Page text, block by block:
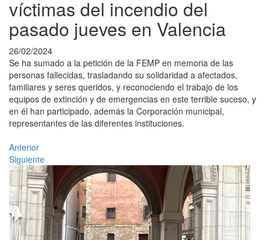
víctimas del incendio del
pasado jueves en Valencia
26/02/2024
Se ha sumado a la petición de la FEMP en memoria de las
personas fallecidas, trasladando su solidaridad a afectados,
familiares y seres queridos, y reconociendo el trabajo de los
equipos de extinción y de emergencias en este terrible suceso, y
en él han participado, además la Corporación municipal,
representantes de las diferentes instituciones.
Anterior
Siguiente